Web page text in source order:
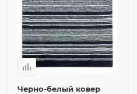
Черно-белый ковер